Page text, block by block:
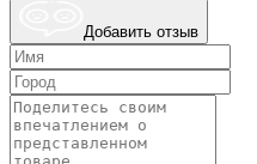
Добавить отзыв